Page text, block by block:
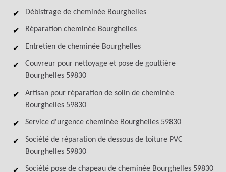
Débistrage de cheminée Bourghelles
Réparation cheminée Bourghelles
Entretien de cheminée Bourghelles
Couvreur pour nettoyage et pose de gouttière
Bourghelles 59830
Artisan pour réparation de solin de cheminée
Bourghelles 59830
Service d'urgence cheminée Bourghelles 59830
Société de réparation de dessous de toiture PVC
Bourghelles 59830
Société pose de chapeau de cheminée Bourghelles 59830